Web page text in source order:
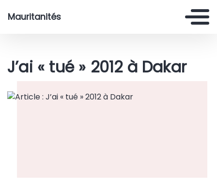
Mauritanités
J’ai « tué » 2012 à Dakar